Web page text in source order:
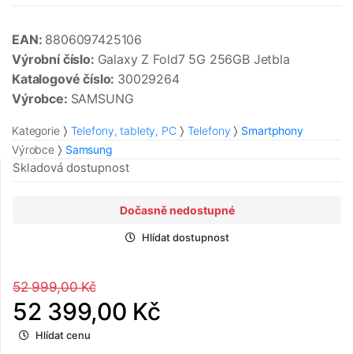
EAN: 8806097425106
Výrobní číslo: Galaxy Z Fold7 5G 256GB Jetbla
Katalogové číslo: 30029264
Výrobce: SAMSUNG
Kategorie Telefony, tablety, PC Telefony
Smartphony
Výrobce
Samsung
Skladová dostupnost
Dočasně nedostupné
Hlídat dostupnost
52 999,00 Kč
52 399,00 Kč
Hlídat cenu